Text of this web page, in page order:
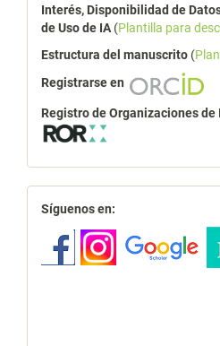
Interés, Disponibilidad de
de Uso de IA (Plantilla para
Estructura del manuscrito (
Registrarse en
Registro de Organizaciones de
redes
Síguenos en: